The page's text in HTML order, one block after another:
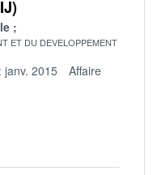
ET DU DEVELOPPEMENT
janv. 2015
Affaire